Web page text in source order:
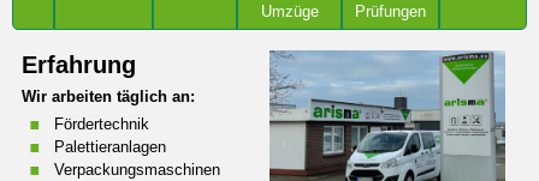
Umzüge
Prüfungen
Erfahrung
Wir arbeiten täglich an:
Fördertechnik
Palettieranlagen
Verpackungsmaschinen